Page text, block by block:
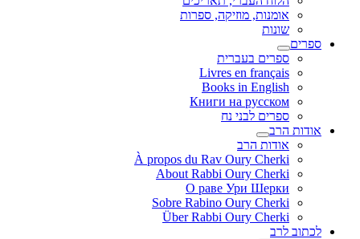
אומנות, מוזיקה, ספרות
שונות
ספרים
ספרים בעברית
Livres en français
Books in English
Книги на русском
ספרים לבני נח
אודות הרב
אודות הרב
À propos du Rav Oury Cherki
About Rabbi Oury Cherki
О раве Ури Шерки
Sobre Rabino Oury Cherki
Über Rabbi Oury Cherki
לכתוב לרב